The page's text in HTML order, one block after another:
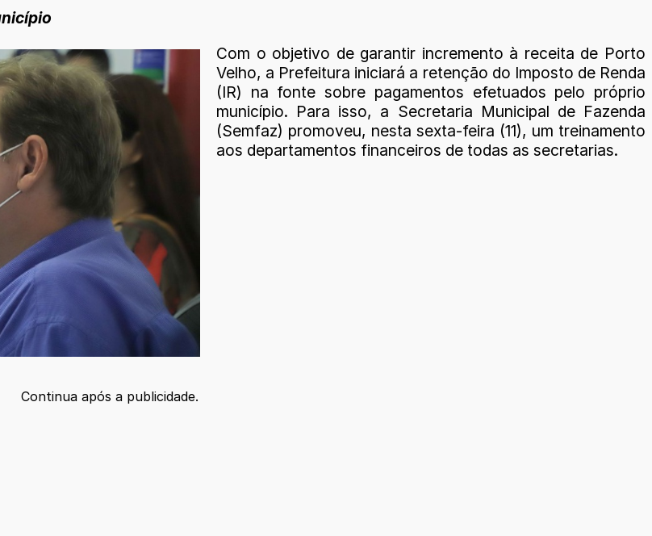
Com o objetivo de garantir incremento à receita de Porto
Velho, a Prefeitura iniciará a retenção do Imposto de Renda
(IR) na fonte sobre pagamentos efetuados pelo próprio
município. Para isso, a Secretaria Municipal de Fazenda
(Semfaz) promoveu, nesta sexta-feira (11), um treinamento
aos departamentos financeiros de todas as secretarias.
Continua após a publicidade.